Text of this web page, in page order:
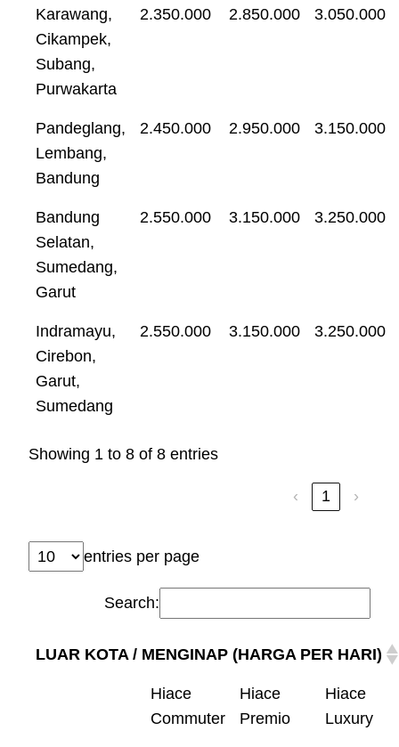
Karawang,
Cikampek,
Subang,
Purwakarta
2.350.000 2.850.000 3.050.000
Pandeglang,
Lembang,
Bandung
2.450.000 2.950.000 3.150.000
Bandung
Selatan,
Sumedang,
Garut
2.550.000 3.150.000 3.250.000
Indramayu,
Cirebon,
Garut,
Sumedang
2.550.000 3.150.000 3.250.000
Showing 1 to 8 of 8 entries
‹ 1 ›
entries per page
Search:
LUAR KOTA / MENGINAP (HARGA PER HARI)
Hiace
Commuter
Hiace
Premio
Hiace
Luxury